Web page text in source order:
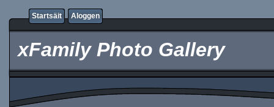
Startsäit Aloggen
xFamily Photo Gallery